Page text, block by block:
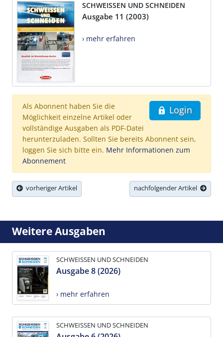
SCHWEISSEN UND SCHNEIDEN
Ausgabe 11 (2003)
› mehr erfahren
Login
Als Abonnent haben Sie die
Möglichkeit einzelne Artikel oder
vollständige Ausgaben als PDF-Datei
herunterzuladen. Sollten Sie bereits Abonnent sein,
loggen Sie sich bitte ein. Mehr Informationen zum
Abonnement
vorheriger Artikel nachfolgender Artikel
Weitere Ausgaben
SCHWEISSEN UND SCHNEIDEN
Ausgabe 8 (2026)
› mehr erfahren
SCHWEISSEN UND SCHNEIDEN